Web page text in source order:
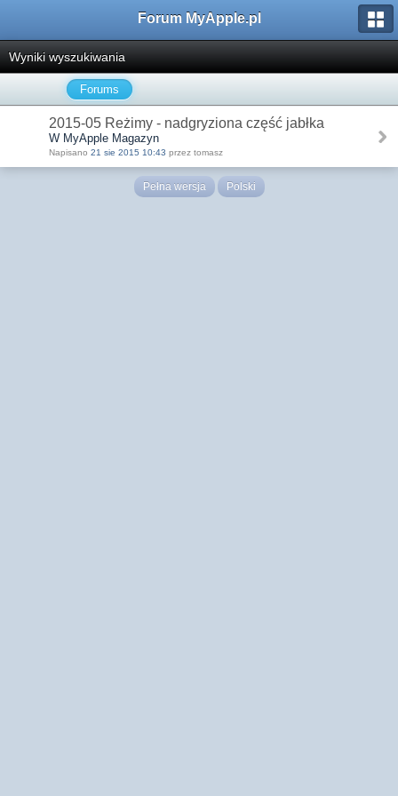
Forum MyApple.pl
Wyniki wyszukiwania
Forums
2015-05 Reżimy - nadgryziona część jabłka
W MyApple Magazyn
Napisano 21 sie 2015 10:43 przez tomasz
Pełna wersja Polski